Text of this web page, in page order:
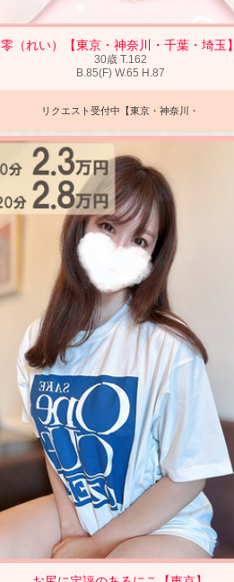
零（れい）【東京・神奈川・千葉・埼玉】
30歳 T.162
B.85(F) W.65 H .87
リクエスト受付中【東京・神奈川・